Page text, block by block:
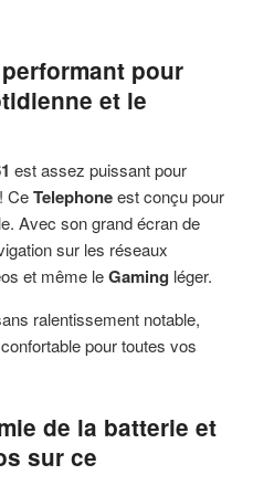
pour
et le
est assez puissant pour
CeTelephoneest conçu pour
Avec son grand écran de
sur les réseaux
et même leGaming léger.
ralentissement notable,
pour toutes vos
de la batterie et
sur ce